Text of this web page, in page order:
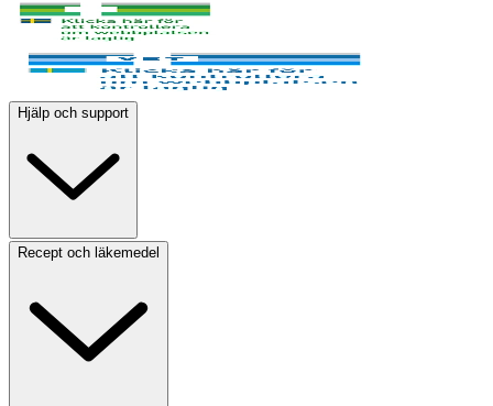
Hjälp och support
Recept och läkemedel